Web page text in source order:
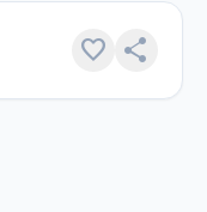
favorite share